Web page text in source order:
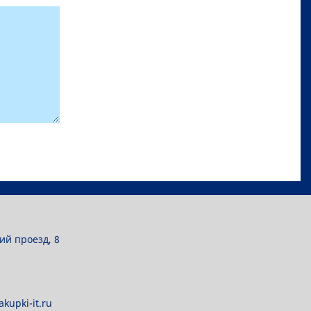
проезд, 8
it.ru